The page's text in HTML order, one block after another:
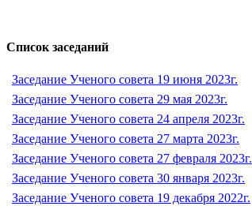
Список заседаний
Заседание Ученого совета 19 июня 2023г.
Заседание Ученого совета 29 мая 2023г.
Заседание Ученого совета 24 апреля 2023г.
Заседание Ученого совета 27 марта 2023г.
Заседание Ученого совета 27 февраля 2023г.
Заседание Ученого совета 30 января 2023г.
Заседание Ученого совета 19 декабря 2022г.